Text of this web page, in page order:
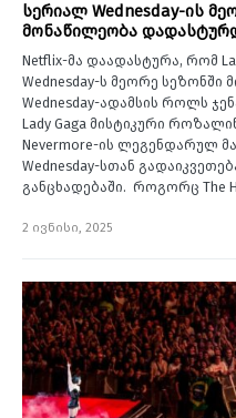
სერიალ Wednesday-ის
მონაწილეობა
Netflix-მა დაადასტურა, რომ
Wednesday-ს მეორე სეზონში
Wednesday-ადამსის როლს
Lady Gaga მისტიკური
Nevermore-ის ლეგენდარულ
Wednesday-სთან
განცხადებაში. როგორც The
2 ივნისი, 2025